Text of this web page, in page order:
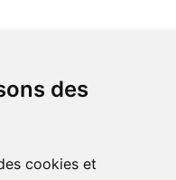
des
cookies et
de paiement